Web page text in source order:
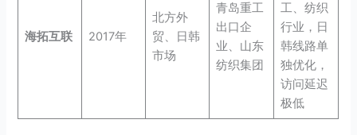
海拓互联 2017年
北方外
贸、日韩
市场
青岛重工
出口企
业、山东
纺织集团
工、纺织
行业，日
韩线路单
独优化，
访问延迟
极低